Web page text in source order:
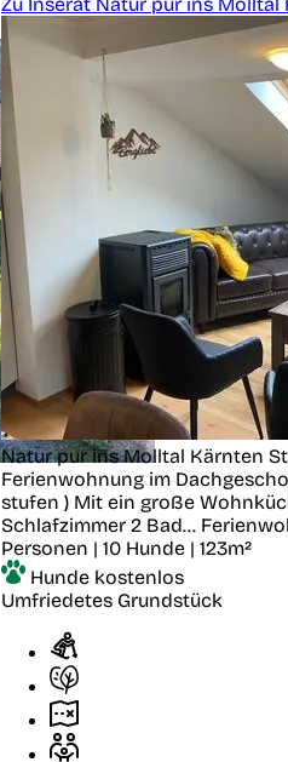
Zu Inserat Natur pur ins Molltal
Natur pur ins Molltal Kärnten
Ferienwohnung im
stufen ) Mit ein große
Schlafzimmer 2 Bad...
Personen | 10 Hunde | 123m²
Hunde kostenlos
Umfriedetes Grundstück